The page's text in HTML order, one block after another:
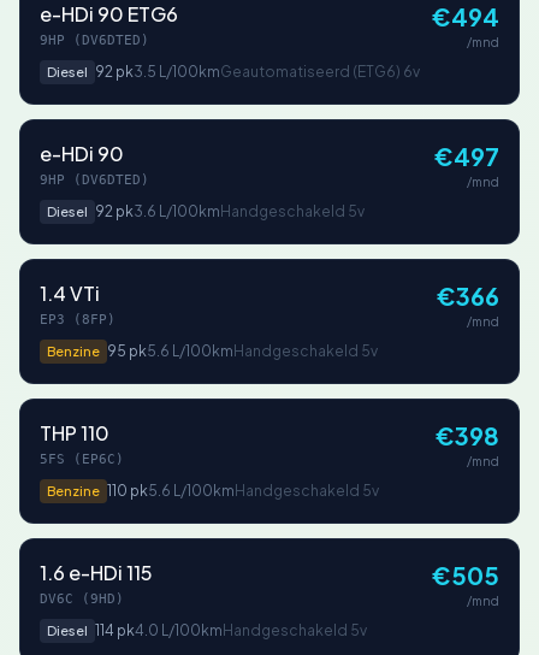
e-HDi 90 ETG6
9HP (DV6DTED)
Diesel
92 pk3.5 L/100kmGeautomatiseerd (ETG6) 6v
€494
/mnd
e-HDi 90
9HP (DV6DTED)
Diesel
92 pk3.6 L/100km Handgeschakeld 5v
€497
/mnd
1.4 VTi
EP3 (8FP)
Benzine 95 pk5.6 L/100km Handgeschakeld 5v
€366
/mnd
THP 110
5FS (EP6C)
Benzine 110 pk5.6 L/100km Handgeschakeld 5v
€398
/mnd
1.6 e-HDi 115
DV6C (9HD)
Diesel 114 pk4.0 L/100km Handgeschakeld 5v
€505
/mnd